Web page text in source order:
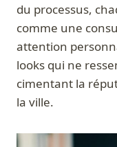
du processus,
comme une
attention
looks qui ne
cimentant la
la ville.